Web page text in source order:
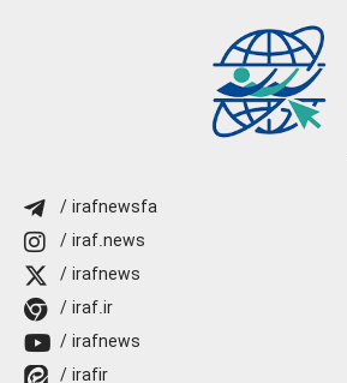
/ irafnewsfa
/ iraf.news
/ irafnews
/ iraf.ir
/ irafnews
/ irafir